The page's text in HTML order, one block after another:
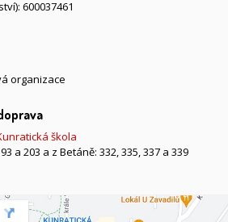
600037461
organizace
škola
a 203 a z Betáně: 332, 335, 337 a 339